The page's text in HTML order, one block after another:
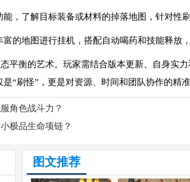
，了解目标装备或材料的掉落地图，针对性刷
的地图进行挂机，搭配自动喝药和技能释放
平衡的艺术。玩家需结合版本更新、自身实
“刷怪”，更是对资源、时间和团队协作的精
角色战斗力？
极品生命项链？
图文推荐